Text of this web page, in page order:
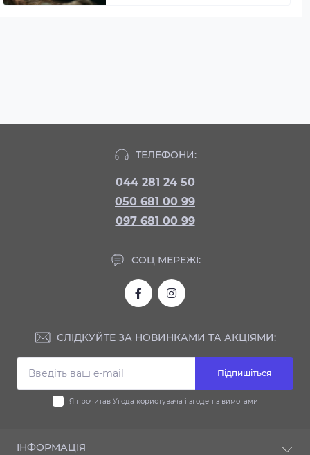
ТЕЛЕФОНИ:
044 281 24 50
050 681 00 99
097 681 00 99
СОЦ МЕРЕЖІ:
СЛІДКУЙТЕ ЗА НОВИНКАМИ ТА АКЦІЯМИ:
Підпишіться
Я прочитав Угода користувача і згоден з вимогами
ІНФОРМАЦІЯ